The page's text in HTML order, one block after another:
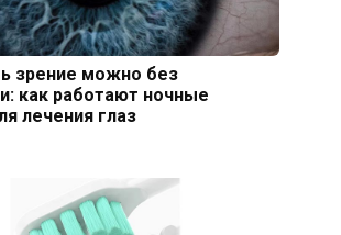
зрение можно без
как работают ночные
лечения глаз